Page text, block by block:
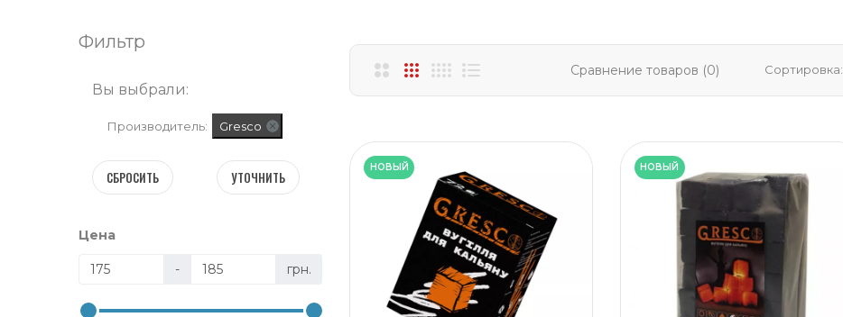
Фильтр
Вы выбрали:
Производитель: Gresco
СБРОСИТЬ УТОЧНИТЬ
Цена
- грн.
Сравнение товаров (0) Сортировка:
НОВЫЙ НОВЫЙ